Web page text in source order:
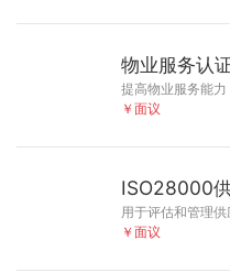
物业服务认
提高物业服务能
￥面议
ISO28000
用于评估和管理
￥面议